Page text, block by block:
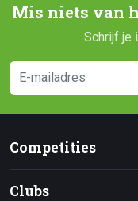
Mis niets van
Schrijf je
Competities
Clubs